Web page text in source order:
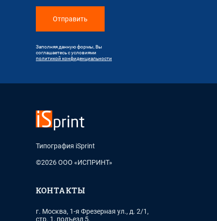
Отправить
Заполняя данную формы, Вы
соглашаетесь с условиями
политикой конфиденциальности
Типография iSprint
©2026 ООО «ИСПРИНТ»
КОНТАКТЫ
г. Москва, 1-я Фрезерная ул., д. 2/1,
стр. 1, подъезд 5,